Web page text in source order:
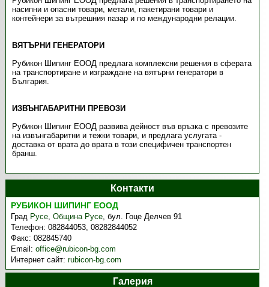
насипни и опасни товари, метали, пакетирани товари и
контейнери за вътрешния пазар и по международни релации.
ВЯТЪРНИ ГЕНЕРАТОРИ
Рубикон Шипинг ЕООД предлага комплексни решения в сферата
на транспортиране и изграждане на вятърни генератори в
България.
ИЗВЪНГАБАРИТНИ ПРЕВОЗИ
Рубикон Шипинг ЕООД развива дейност във връзка с превозите
на извънгабаритни и тежки товари, и предлага услугата -
доставка от врата до врата в този специфичен транспортен
бранш.
Контакти
РУБИКОН ШИПИНГ ЕООД
Град Русе ,Община Русе ,бул. Гоце Делчев 91
Телефон:082844053, 08282844052
Факс:082845740
Email:office@rubicon-bg.com
Интернет сайт:rubicon-bg.com
Галерия